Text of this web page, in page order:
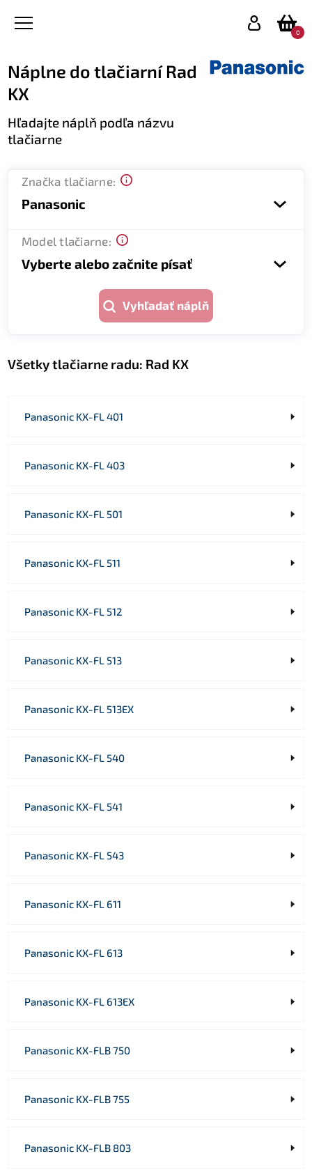
0
Náplne do tlačiarní Rad
KX
Hľadajte náplň podľa názvu
tlačiarne
Značka tlačiarne:
Panasonic
Model tlačiarne:
Vyberte alebo začnite písať
Vyhľadať náplň
Všetky tlačiarne radu: Rad KX
Panasonic KX-FL 401
Panasonic KX-FL 403
Panasonic KX-FL 501
Panasonic KX-FL 511
Panasonic KX-FL 512
Panasonic KX-FL 513
Panasonic KX-FL 513EX
Panasonic KX-FL 540
Panasonic KX-FL 541
Panasonic KX-FL 543
Panasonic KX-FL 611
Panasonic KX-FL 613
Panasonic KX-FL 613EX
Panasonic KX-FLB 750
Panasonic KX-FLB 755
Panasonic KX-FLB 803